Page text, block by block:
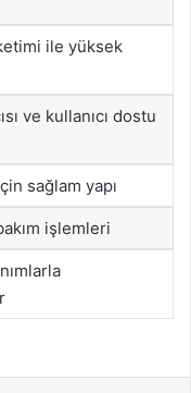
ile yüksek
ve kullanıcı dostu
sağlam yapı
işlemleri